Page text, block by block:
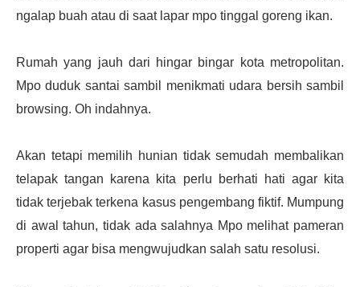
ngalap buah atau di saat lapar mpo tinggal goreng ikan.
Rumah yang jauh dari hingar bingar kota metropolitan.
Mpo duduk santai sambil menikmati udara bersih sambil
browsing. Oh indahnya.
Akan tetapi memilih hunian tidak semudah membalikan
telapak tangan karena kita perlu berhati hati agar kita
tidak terjebak terkena kasus pengembang fiktif. Mumpung
di awal tahun, tidak ada salahnya Mpo melihat pameran
properti agar bisa mengwujudkan salah satu resolusi.